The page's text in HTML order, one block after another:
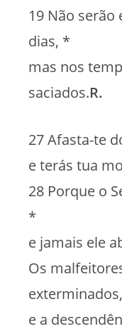
19 Não
dias, *
mas nos
saciados.R.
27 Afasta-te
e terás tua
28 Porque o
*
e jamais ele
Os
e a